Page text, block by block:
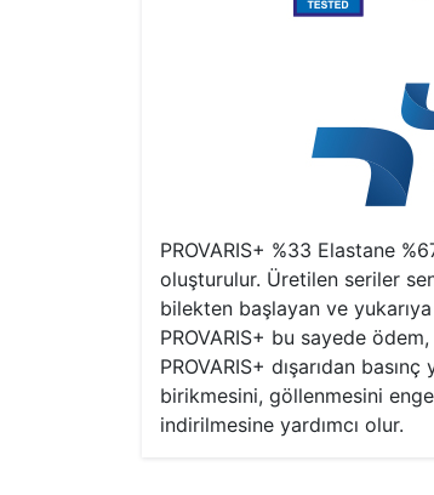
PROVARIS+ %33 Elastane
oluşturulur. Üretilen seriler
bilekten başlayan ve
PROVARIS+ bu sayede
PROVARIS+ dışarıdan
birikmesini, göllenmesini
indirilmesine yardımcı olur.